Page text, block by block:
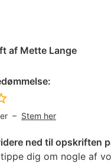
af Mette Lange
– Stem her
ned til opskriften
dig om nogle af